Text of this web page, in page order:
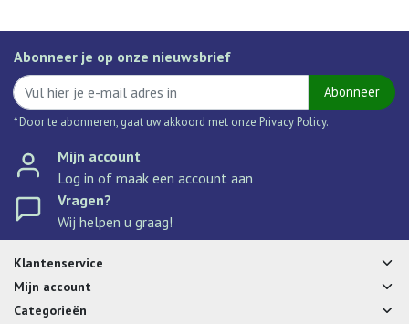
Abonneer je op onze nieuwsbrief
Abonneer
* Door te abonneren, gaat uw akkoord met onze Privacy Policy.
Mijn account
Log in of maak een account aan
Vragen?
Wij helpen u graag!
Klantenservice
Mijn account
Categorieën